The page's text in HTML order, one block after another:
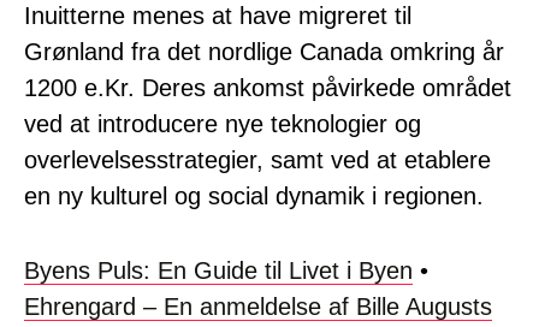
Inuitterne menes at have migreret til
Grønland fra det nordlige Canada omkring år
1200 e.Kr. Deres ankomst påvirkede området
ved at introducere nye teknologier og
overlevelsesstrategier, samt ved at etablere
en ny kulturel og social dynamik i regionen.
Byens Puls: En Guide til Livet i Byen •
Ehrengard – En anmeldelse af Bille Augusts